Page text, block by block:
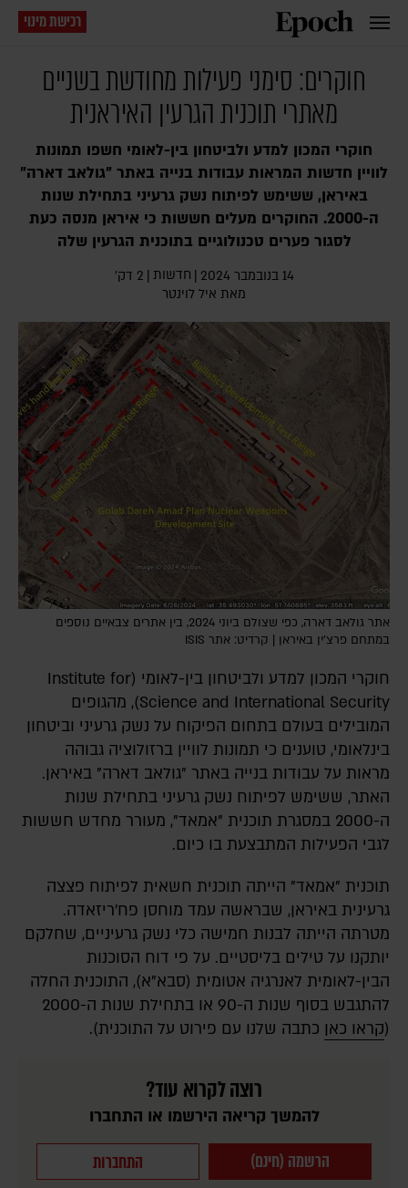
רכישת מינוי
חוקרים: סימני פעילות מחודשת בשניים
מאתרי תוכנית הגרעין האיראנית
חוקרי המכון למדע ולביטחון בין-לאומי חשפו תמונות
לוויין חדשות המראות עבודות בנייה באתר "גולאב דארה"
באיראן, ששימש לפיתוח נשק גרעיני בתחילת שנות
ה-2000. החוקרים מעלים חששות כי איראן מנסה כעת
לסגור פערים טכנולוגיים בתוכנית הגרעין שלה
14 בנובמבר 2024 | חדשות | 2 דק׳
מאת איל לוינטר
אתר גולאב דארה, כפי שצולם ביוני 2024, בין אתרים צבאיים נוספים
במתחם פרצ'ין באיראן | קרדיט: אתר ISIS
חוקרי המכון למדע ולביטחון בין-לאומי (Institute for
Science and International Security), מהגופים
המובילים בעולם בתחום הפיקוח על נשק גרעיני וביטחון
בינלאומי, טוענים כי תמונות לוויין ברזולוציה גבוהה
מראות על עבודות בנייה באתר "גולאב דארה" באיראן.
האתר, ששימש לפיתוח נשק גרעיני בתחילת שנות
ה-2000 במסגרת תוכנית "אמאד", מעורר מחדש חששות
לגבי הפעילות המתבצעת בו כיום.
תוכנית "אמאד" הייתה תוכנית חשאית לפיתוח פצצה
גרעינית באיראן, שבראשה עמד מוחסן פח'ריזאדה.
מטרתה הייתה לבנות חמישה כלי נשק גרעיניים, שחלקם
יותקנו על טילים בליסטיים. על פי דוח הסוכנות
הבין-לאומית לאנרגיה אטומית (סבא"א), התוכנית החלה
להתגבש בסוף שנות ה-90 או בתחילת שנות ה-2000
(קראו כאן כתבה שלנו עם פירוט על התוכנית).
רוצה לקרוא עוד?
להמשך קריאה הירשמו או התחברו
הרשמה (חינם) התחברות